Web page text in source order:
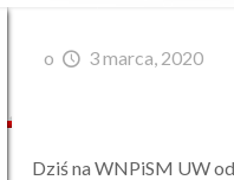
o 3 marca, 2020
Dziś na WNPiSM UW